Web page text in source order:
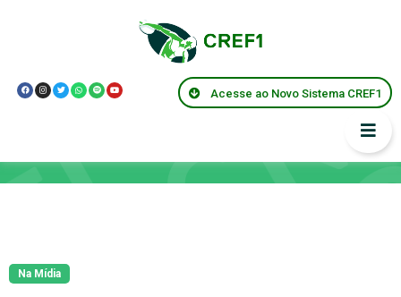
Acesse ao Novo Sistema CREF1
Na Mídia